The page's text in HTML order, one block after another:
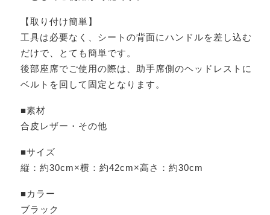
【取り付け簡単】
工具は必要なく、シートの背面にハンドルを差し込む
だけで、とても簡単です。
後部座席でご使用の際は、助手席側のヘッドレストに
ベルトを回して固定となります。
■素材
合皮レザー・その他
■サイズ
縦：約30cm×横：約42cm×高さ：約30cm
■カラー
ブラック